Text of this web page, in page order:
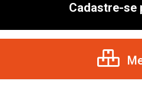
Cadastre-se